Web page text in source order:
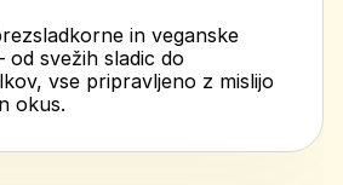
in veganske
od svežih sladic do
vse pripravljeno z mislijo
okus.